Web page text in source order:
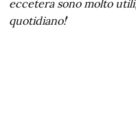
eccetera sono molto
quotidiano!’